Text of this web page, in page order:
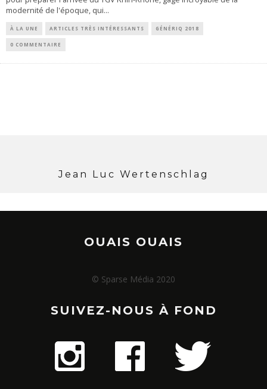
modernité de l'époque, qui...
À LA UNE ARTICLES TRÈS INTÉRESSANTS GÉNÉRIQ 2018
0 COMMENTAIRE
Jean Luc Wertenschlag
OUAIS OUAIS
© Sparse Média 2020
SUIVEZ-NOUS À FOND